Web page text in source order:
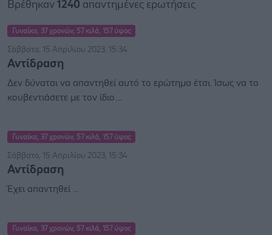
Βρέθηκαν 1240 απαντημένες ερωτήσεις
Γυναίκα, 37 χρονών, 57 κιλά, 157 ύψος
Σάββατο, 15 Απριλίου 2023, 15:34
Αντίδραση
Δεν δύναται να απαντηθεί αυτό το ερώτημα έτσι. Ίσως να το
κουβεντιάσετε με τον ίδιο....
Γυναίκα, 37 χρονών, 57 κιλά, 157 ύψος
Σάββατο, 15 Απριλίου 2023, 15:34
Αντίδραση
Έχει απαντηθεί ...
Γυναίκα, 37 χρονών, 57 κιλά, 157 ύψος